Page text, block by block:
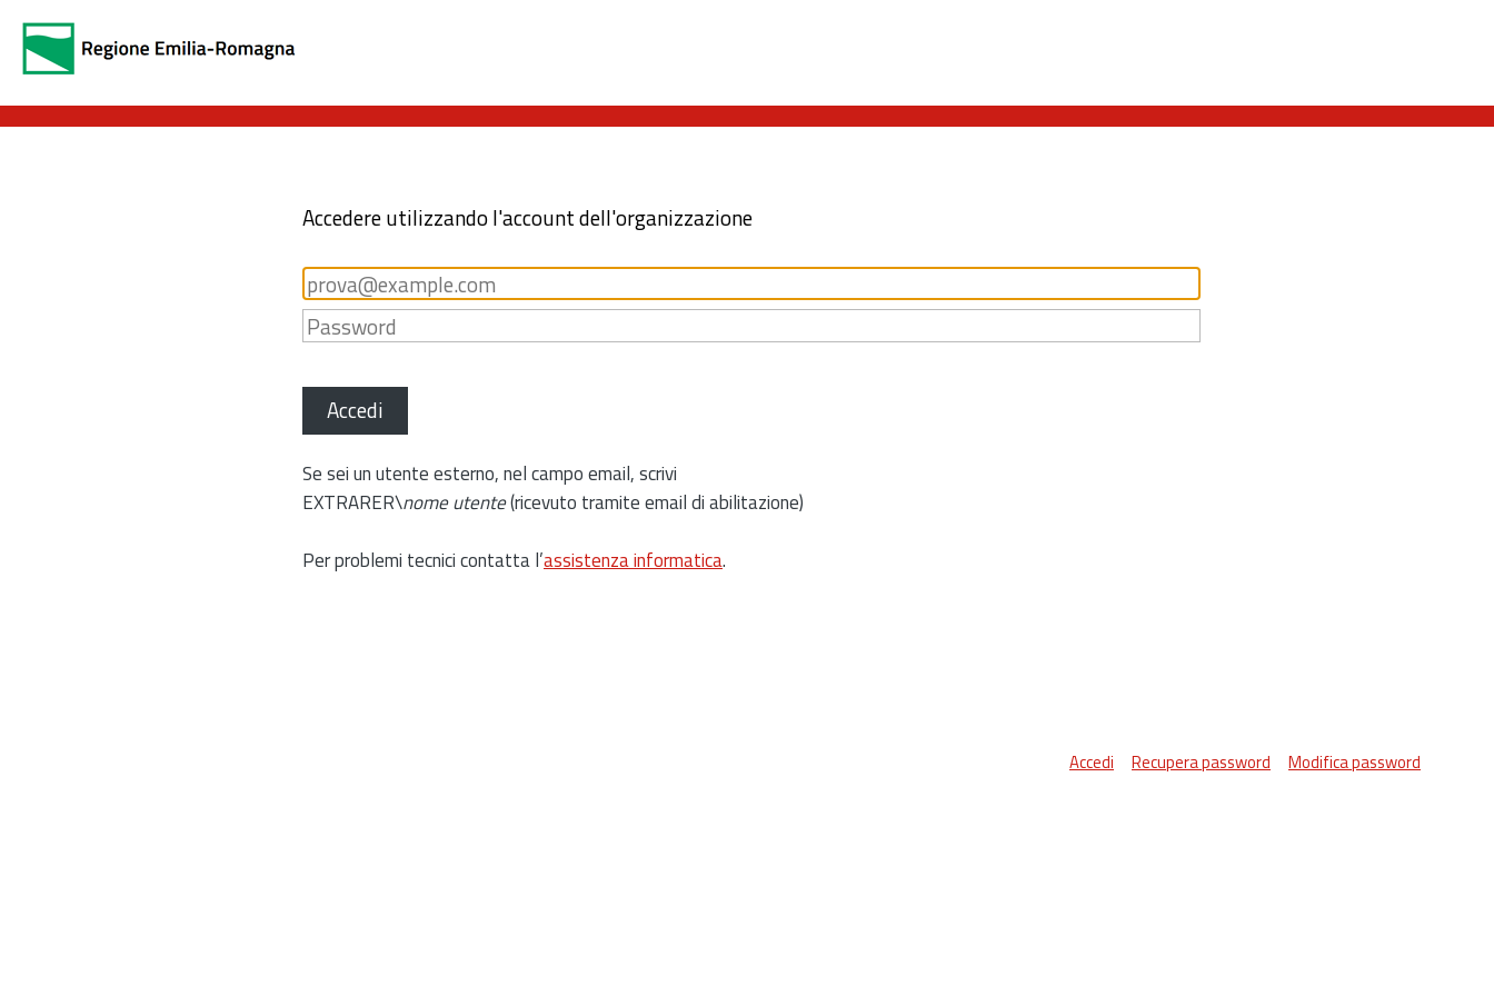
Accedere utilizzando l'account dell'organizzazione
Accedi
Se sei un utente esterno, nel campo email, scrivi
EXTRARER\nome utente(ricevuto tramite email di abilitazione)
Per problemi tecnici contatta l’assistenza informatica.
Accedi Recupera password Modifica password